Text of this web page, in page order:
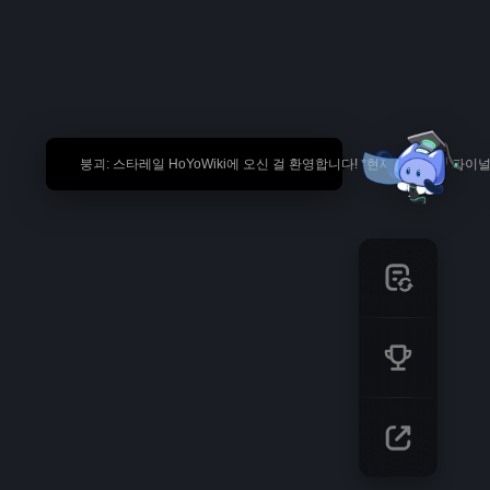
🎉 붕괴: 스타레일 HoYoWiki에 오신 걸 환영합니다! *현재 내용은 「파